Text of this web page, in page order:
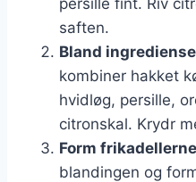
saften.
Bland
kombiner hakket
hvidløg, persille,
citronskal. Krydr
Form frikadellerne
blandingen og